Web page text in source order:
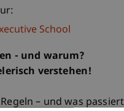
School
- und warum?
verstehen!
– und was